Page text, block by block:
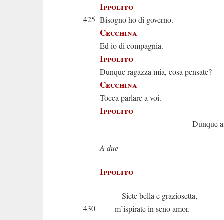
Ippolito
425 Bisogno ho di governo.
Cecchina
Ed io di compagnia.
Ippolito
Dunque ragazza mia, cosa pensate?
Cecchina
Tocca parlare a voi.
Ippolito
Dunque
A due
Ippolito
Siete bella e graziosetta,
430
m’ispirate in seno amor.